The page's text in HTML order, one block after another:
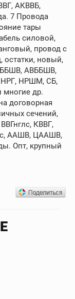
АКВВБ,
7 Провода
тары
силовой,
провод с
остатки, новый,
АВББШВ,
НРГ, НРШМ, СБ,
др.
договорная
сечений,
КВВГ,
ААШВ, ЦААШВ,
Опт, крупный